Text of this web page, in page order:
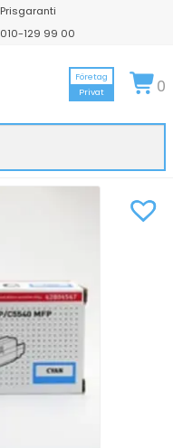
Prisgaranti
010-129 99 00
Företag
Privat
0